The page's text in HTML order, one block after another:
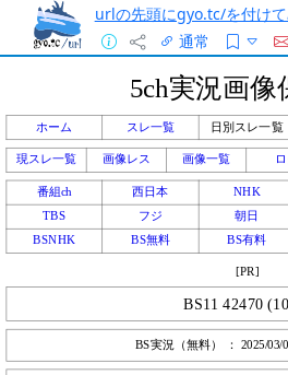
urlの先頭にgyo.tc/を付けて
通常